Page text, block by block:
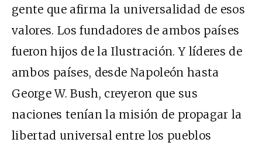
gente que afirma la universalidad de esos
valores. Los fundadores de ambos países
fueron hijos de la Ilustración. Y líderes de
ambos países, desde Napoleón hasta
George W. Bush, creyeron que sus
naciones tenían la misión de propagar la
libertad universal entre los pueblos